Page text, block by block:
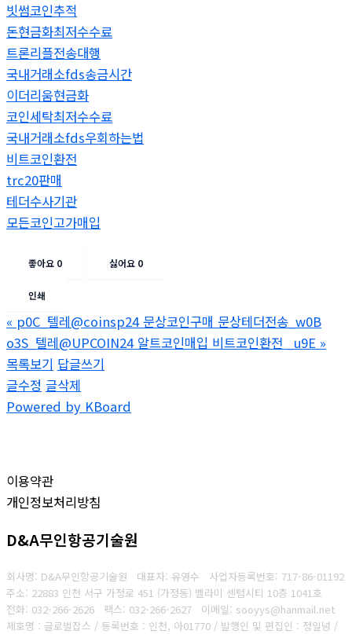
빗썸코인추적
돈현금화최저수수료
트론리플전송대행
국내거래소fds송금시간
이더리움현금화
코인세탁최저수수료
국내거래소fds우회하는법
비트코인환전
trc20판매
테더수사기관
모든코인고가매입
좋아요 0 싫어요 0
인쇄
« p0C_텔레@coinsp24 문상코인구매 문상테더전송_w0B
o3S_텔레@UPCOIN24 알트코인매입 비트코인환전 _u9E »
목록보기 답글쓰기
글수정 글삭제
Powered by KBoard
이용약관
개인정보처리방침
D&A무인항공기술원
회사명: D&A무인항공기술원 대표자: 유영수 사업자등록번호: 717-86-01192
주소: 22883 인천 서구 가정로 451 (가정동) 벨라미 센텀시티 10층 1041호
전화: 032-266-2626
팩스: 032-266-2627
이메일: sooyys@hanmail.net
제호명 : 글로벌잡스 / 등록번호 : 인천, 아01770 / 발행인 및 편집인 : 정일녕 /